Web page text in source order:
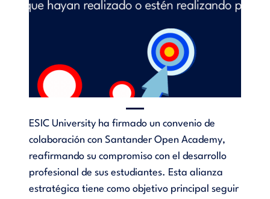
ESIC University ha firmado un convenio de
colaboración con Santander Open Academy,
reafirmando su compromiso con el desarrollo
profesional de sus estudiantes. Esta alianza
estratégica tiene como objetivo principal seguir